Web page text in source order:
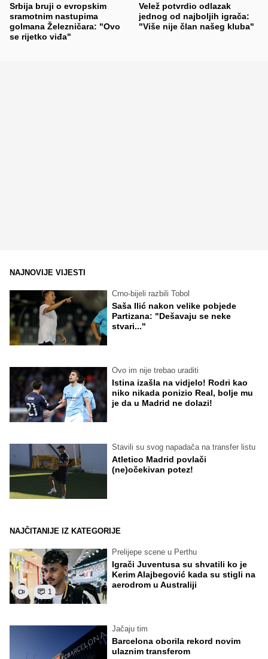
Srbija bruji o evropskim
sramotnim nastupima
golmana Železničara: "Ovo
se rijetko viđa"
Velež potvrdio odlazak
jednog od najboljih igrača:
"Više nije član našeg kluba"
NAJNOVIJE VIJESTI
Crno-bijeli razbili Tobol
Saša Ilić nakon velike pobjede
Partizana: "Dešavaju se neke
stvari..."
Ovo im nije trebao uraditi
Istina izašla na vidjelo! Rodri kao
niko nikada ponizio Real, bolje mu
je da u Madrid ne dolazi!
Stavili su svog napadača na transfer listu
Atletico Madrid povlači
(ne)očekivan potez!
NAJČITANIJE IZ KATEGORIJE
1
Prelijepe scene u Perthu
Igrači Juventusa su shvatili ko je
Kerim Alajbegović kada su stigli na
aerodrom u Australiji
Jačaju tim
Barcelona oborila rekord novim
ulaznim transferom